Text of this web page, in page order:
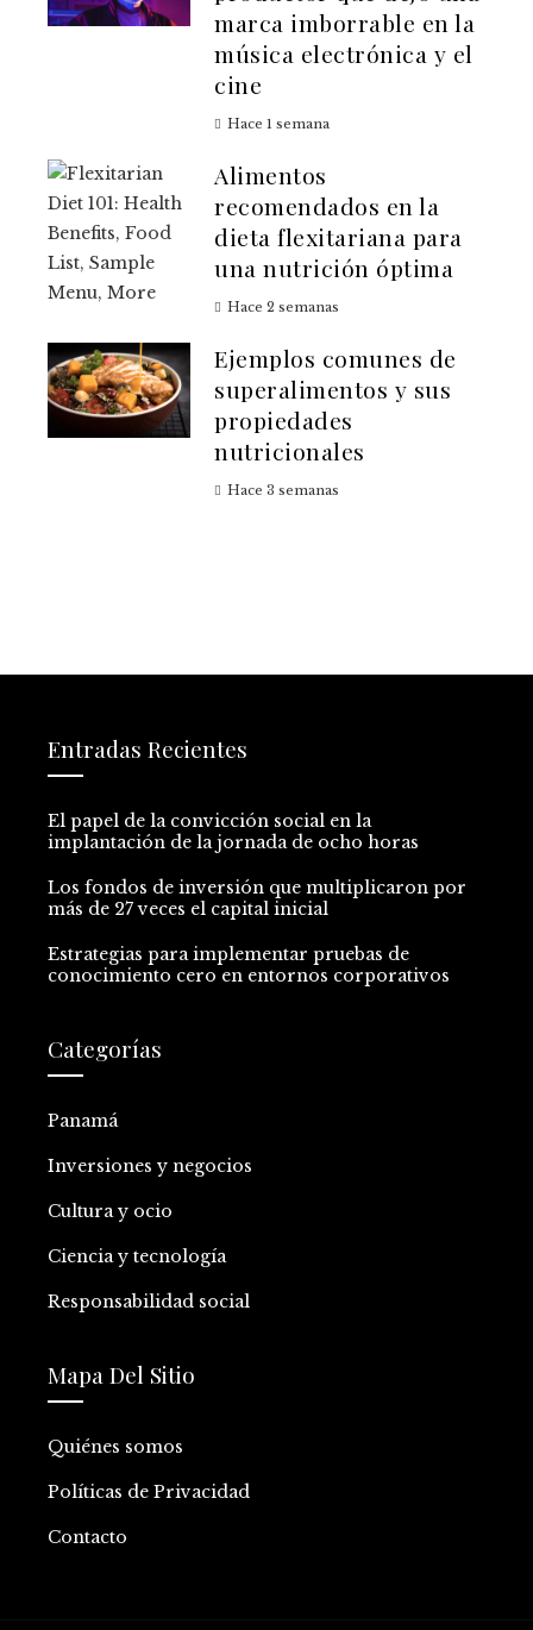
marca imborrable en la
música electrónica y el
cine
Hace 1 semana
Alimentos
recomendados en la
dieta flexitariana para
una nutrición óptima
Hace 2 semanas
Ejemplos comunes de
superalimentos y sus
propiedades
nutricionales
Hace 3 semanas
Entradas Recientes
El papel de la convicción social en la
implantación de la jornada de ocho horas
Los fondos de inversión que multiplicaron por
más de 27 veces el capital inicial
Estrategias para implementar pruebas de
conocimiento cero en entornos corporativos
Categorías
Panamá
Inversiones y negocios
Cultura y ocio
Ciencia y tecnología
Responsabilidad social
Mapa Del Sitio
Quiénes somos
Políticas de Privacidad
Contacto